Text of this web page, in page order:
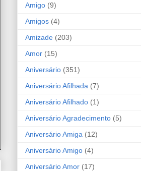
Amigo (9)
Amigos (4)
Amizade (203)
Amor (15)
Aniversário (351)
Aniversário Afilhada (7)
Aniversário Afilhado (1)
Aniversário Agradecimento (5)
Aniversário Amiga (12)
Aniversário Amigo (4)
Aniversário Amor (17)